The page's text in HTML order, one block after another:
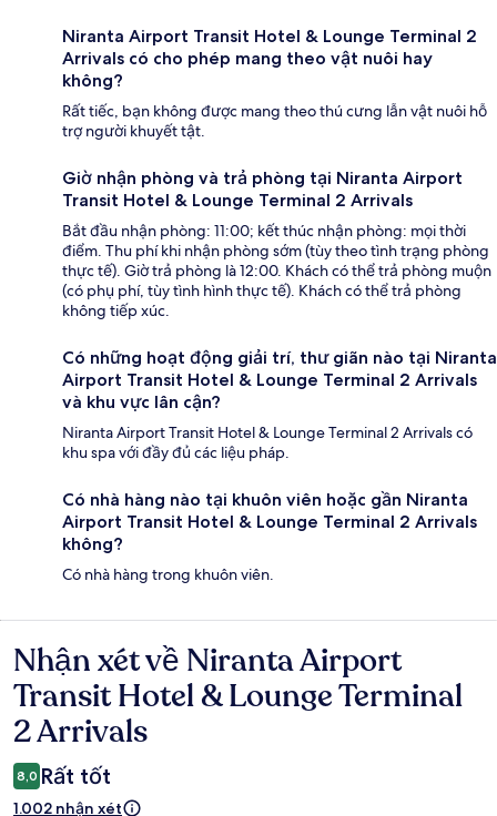
Niranta Airport Transit Hotel & Lounge Terminal 2
Arrivals có cho phép mang theo vật nuôi hay
không?
Rất tiếc, bạn không được mang theo thú cưng lẫn vật nuôi hỗ
trợ người khuyết tật.
Giờ nhận phòng và trả phòng tại Niranta Airport
Transit Hotel & Lounge Terminal 2 Arrivals
Bắt đầu nhận phòng: 11:00; kết thúc nhận phòng: mọi thời
điểm. Thu phí khi nhận phòng sớm (tùy theo tình trạng phòng
thực tế). Giờ trả phòng là 12:00. Khách có thể trả phòng muộn
(có phụ phí, tùy tình hình thực tế). Khách có thể trả phòng
không tiếp xúc.
Có những hoạt động giải trí, thư giãn nào tại Niranta
Airport Transit Hotel & Lounge Terminal 2 Arrivals
và khu vực lân cận?
Niranta Airport Transit Hotel & Lounge Terminal 2 Arrivals có
khu spa với đầy đủ các liệu pháp.
Có nhà hàng nào tại khuôn viên hoặc gần Niranta
Airport Transit Hotel & Lounge Terminal 2 Arrivals
không?
Có nhà hàng trong khuôn viên.
Nhận
xét
Nhận xét về Niranta Airport
Transit Hotel & Lounge Terminal
2 Arrivals
8,0 Rất tốt
1.002 nhận xét